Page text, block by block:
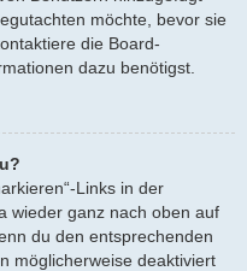
möchte, bevor sie
die Board-
dazu benötigst.
Links in der
wieder ganz nach oben auf
du den entsprechenden
möglicherweise deaktiviert